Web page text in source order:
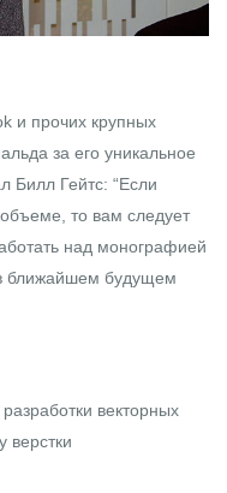
и прочих крупных
за его уникальное
Билл Гейтс: “Если
то вам следует
над монографией
ближайшем будущем
векторных
верстки